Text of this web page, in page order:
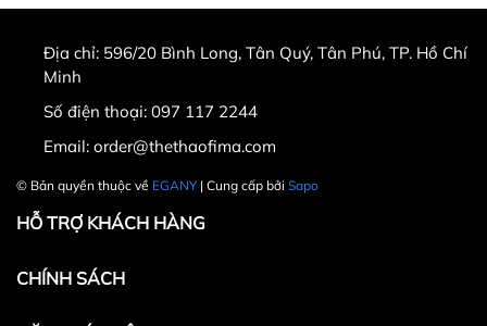
Địa chỉ: 596/20 Bình Long, Tân Quý, Tân Phú, TP. Hồ Chí
Minh
Số điện thoại: 097 117 2244
Email: order@thethaofima.com
© Bản quyền thuộc về EGANY| Cung cấp bởi Sapo
HỖ TRỢ KHÁCH HÀNG
CHÍNH SÁCH